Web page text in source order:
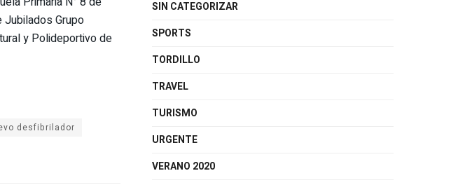
Jubilados Grupo
y Polideportivo de
desfibrilador
SIN CATEGORIZAR
SPORTS
TORDILLO
TRAVEL
TURISMO
URGENTE
VERANO 2020